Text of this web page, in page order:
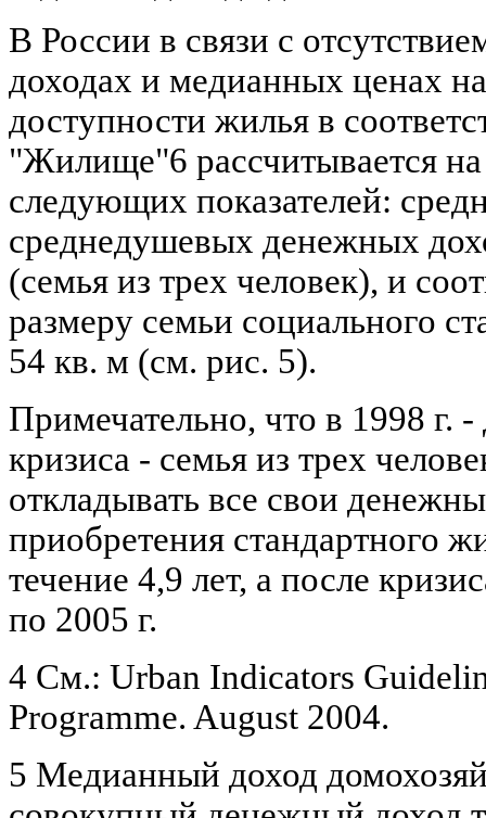
В России в связи с
доходах и медианных ценах
доступности жилья в
"Жилище"6 рассчитывается
следующих показателей:
среднедушевых денежных
(семья из трех человек), и
размеру семьи социального
54 кв. м (см. рис. 5).
Примечательно, что в 1998 г.
кризиса - семья из трех
откладывать все свои
приобретения стандартного
течение 4,9 лет, а после
по 2005 г.
4 См.: Urban Indicators
Programme. August 2004.
5 Медианный доход